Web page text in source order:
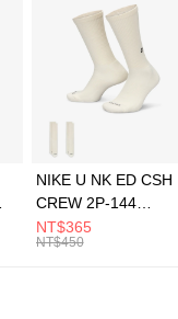
第一商業銀行
彰化商業銀行
」】
NIKE U NK ED CSH
CREW 2P-144
EMBRDY 男女 短統襪
FZ3073133
NT$365
NT$450